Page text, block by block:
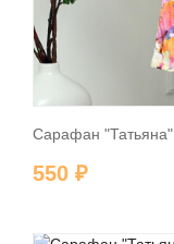
Сарафан "Татьяна"
550 ₽